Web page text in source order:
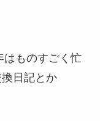
はものすごく忙
日記とか